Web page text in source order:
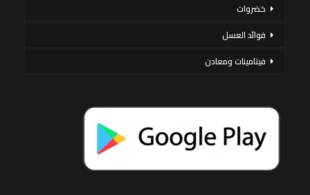
خضروات
فوائد العسل
فيتامينات ومعادن